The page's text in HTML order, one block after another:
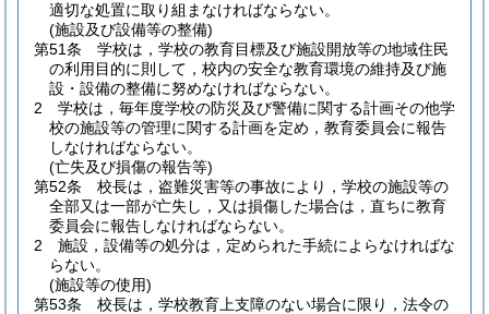
適切な処置に取り組まなければならない。
(施設及び設備等の整備)
第51条
学校は，学校の教育目標及び施設開放等の地域住民
の利用目的に則して，校内の安全な教育環境の維持及び施
設・設備の整備に努めなければならない。
2
学校は，毎年度学校の防災及び警備に関する計画その他学
校の施設等の管理に関する計画を定め，教育委員会に報告
しなければならない。
(亡失及び損傷の報告等)
第52条
校長は，盗難災害等の事故により，学校の施設等の
全部又は一部が亡失し，又は損傷した場合は，直ちに教育
委員会に報告しなければならない。
2
施設，設備等の処分は，定められた手続によらなければな
らない。
(施設等の使用)
第53条
校長は，学校教育上支障のない場合に限り，法令の